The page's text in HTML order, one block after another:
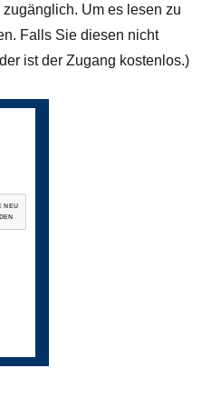
Um es lesen zu
Falls Sie diesen nicht
ist der Zugang kostenlos.)
NEU